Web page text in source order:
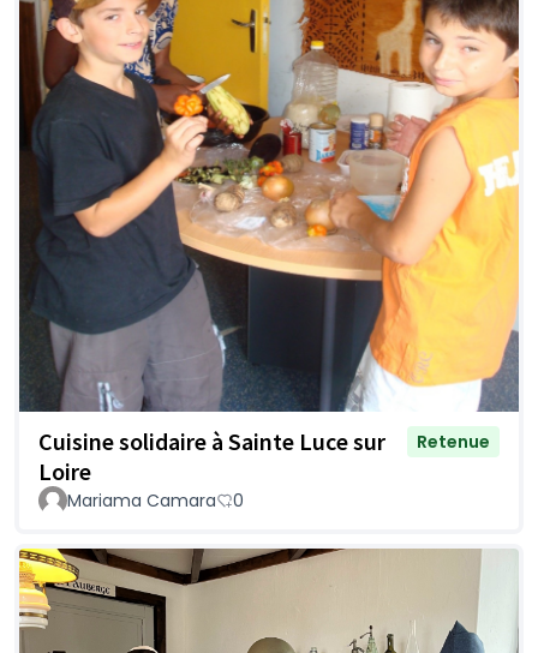
Cuisine solidaire à Sainte Luce sur
Loire
Retenue
Mariama Camara 0